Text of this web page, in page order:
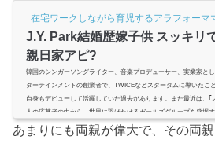
在宅ワークしながら育児するアラフォーマ
J.Y. Park結婚歴嫁子供 スッキリ
親日家アピ?
韓国のシンガーソングライター、音楽プロデューサー、実業家と
ターテインメントの創業者で、TWICEなどスターダムに導いたこ
自身もデビューして活躍していた過去があります。また最近は、
人の応募者の中から、世界に羽ばたけるガールズグループを発掘
月30日には、9人のガールズグループNiziUをデビューさせたこと
回はそんなJ.Y....
あまりにも両親が偉大で、その両